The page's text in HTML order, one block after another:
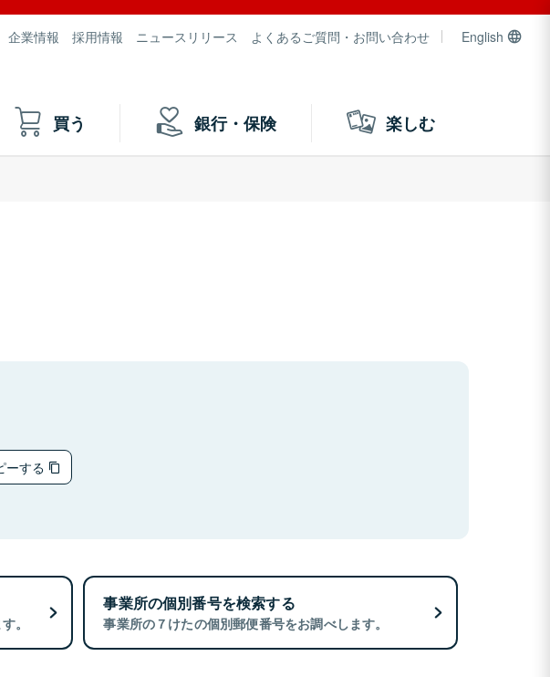
企業情報 採用情報 ニュースリリース よくあるご質問・お問い合わせ English
買う 銀行・保険 楽しむ
ーする
。
事業所の個別番号を検索する
事業所の７けたの個別郵便番号をお調べします。